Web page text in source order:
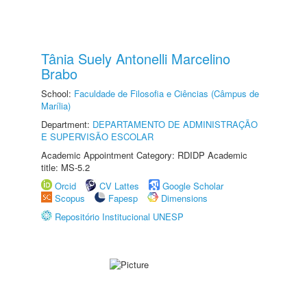
Tânia Suely Antonelli Marcelino
Brabo
School: Faculdade de Filosofia e Ciências (Câmpus de
Marília)
Department: DEPARTAMENTO DE ADMINISTRAÇÃO
E SUPERVISÃO ESCOLAR
Academic Appointment Category: RDIDP Academic
title: MS-5.2
Orcid
CV Lattes
Google Scholar
Scopus
Fapesp
Dimensions
Repositório Institucional UNESP